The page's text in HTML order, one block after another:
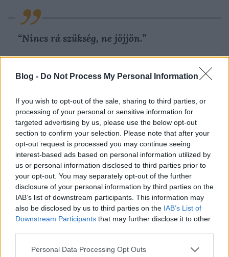
Blog - Do Not Process My Personal Information
If you wish to opt-out of the sale, sharing to third parties, or
processing of your personal or sensitive information for
targeted advertising by us, please use the below opt-out
section to confirm your selection. Please note that after your
opt-out request is processed you may continue seeing
interest-based ads based on personal information utilized by
us or personal information disclosed to third parties prior to
your opt-out. You may separately opt-out of the further
disclosure of your personal information by third parties on the
IAB’s list of downstream participants. This information may
also be disclosed by us to third parties on the IAB’s List of
Downstream Participants that may further disclose it to other
Please note that this website/app uses one or more Google
Personal Data Processing Opt Outs
“Nincs rá szükség, ne jöjjön.”
táviratot is küldheti a hajónak. A tisztekből őrséget
osztálykiránduláson, tudhatja, hogy ez csak
minimális visszatartó erő. Nincs ez másképp a
Victoria fedélzetén sem, különös tekintettel a
hősnőinket tömörítő 3G kabin esetében.
Kik utaznak ebben a kabinban?
A családi farmtól elszakadó, közvetlen és életvidám
Margaret - aki azonban a hamarosan
megszületendő gyermeke mellett egy másik
potyautast is csempészett a fedélzetre.
Természetileg hozzá legközelebb a fiatal Jean áll, aki
nem aggódja túl az életét és bármikor kapható egy
jó bulira - viszont saját kárán megtanulja, hogy néha